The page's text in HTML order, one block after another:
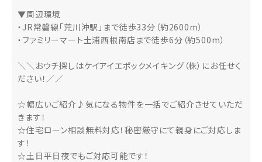
▼周辺環境
・JR常磐線「荒川沖駅」まで徒歩33分（約2600m）
・ファミリーマート土浦西根南店まで徒歩6分（約500m）
＼＼おウチ探しはケイアイエポックメイキング（株）にお任せく
ださい！／／
☆幅広いご紹介♪気になる物件を一括でご紹介させていただ
きます！
☆住宅ローン相談無料対応！秘密厳守にて親身にご対応しま
す！
☆土日平日夜でもご対応可能です！